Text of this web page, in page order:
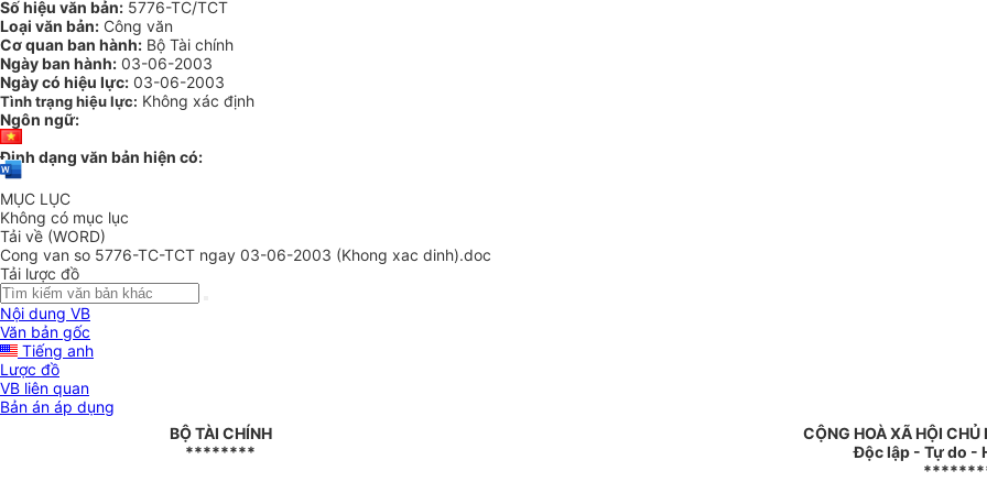
Số hiệu văn bản: 5776-TC/TCT
Loại văn bản: Công văn
Cơ quan ban hành: Bộ Tài chính
Ngày ban hành: 03-06-2003
Ngày có hiệu lực: 03-06-2003
Tình trạng hiệu lực: Không xác định
Ngôn ngữ:
Định dạng văn bản hiện có:
MỤC LỤC
Không có mục lục
Tải về (WORD)
Cong van so 5776-TC-TCT ngay 03-06-2003 (Khong xac dinh).doc
Tải lược đồ
Nội dung VB
Văn bản gốc
Tiếng anh
Lược đồ
VB liên quan
Bản án áp dụng
BỘ TÀI CHÍNH
********
CỘNG HOÀ XÃ HỘI
Độc lập - Tự do -